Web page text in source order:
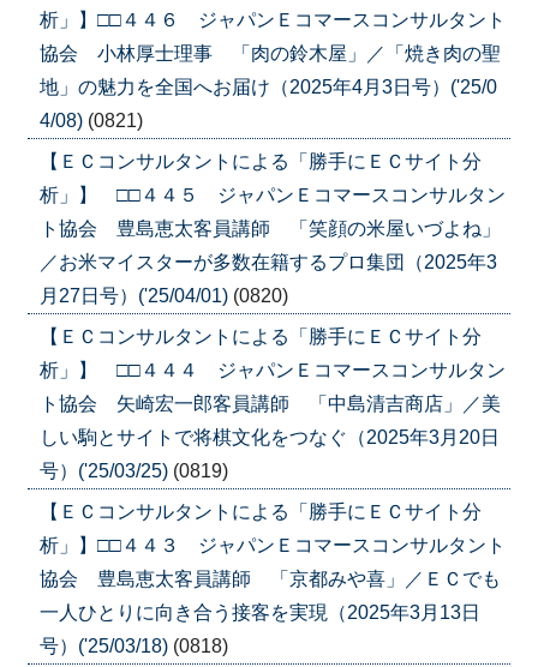
析」】□□４４６ ジャパンＥコマースコンサルタント
協会 小林厚士理事 「肉の鈴木屋」／「焼き肉の聖
地」の魅力を全国へお届け（2025年4月3日号）('25/0
4/08) (0821)
【ＥＣコンサルタントによる「勝手にＥＣサイト分
析」】 □□４４５ ジャパンＥコマースコンサルタン
ト協会 豊島恵太客員講師 「笑顔の米屋いづよね」
／お米マイスターが多数在籍するプロ集団（2025年3
月27日号）('25/04/01) (0820)
【ＥＣコンサルタントによる「勝手にＥＣサイト分
析」】 □□４４４ ジャパンＥコマースコンサルタン
ト協会 矢崎宏一郎客員講師 「中島清吉商店」／美
しい駒とサイトで将棋文化をつなぐ（2025年3月20日
号）('25/03/25) (0819)
【ＥＣコンサルタントによる「勝手にＥＣサイト分
析」】□□４４３ ジャパンＥコマースコンサルタント
協会 豊島恵太客員講師 「京都みや喜」／ＥＣでも
一人ひとりに向き合う接客を実現（2025年3月13日
号）('25/03/18) (0818)